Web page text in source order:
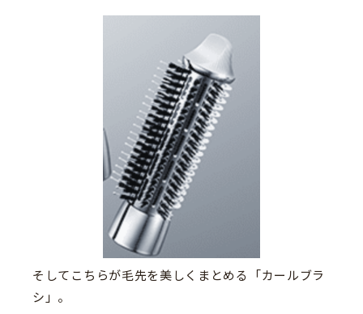
そしてこちらが毛先を美しくまとめる「カールブラ
シ」。